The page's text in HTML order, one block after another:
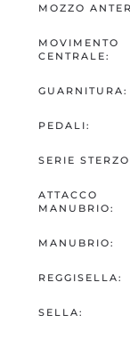
MOZZO
MOVIMENTO
CENTRALE:
GUARNITURA:
PEDALI:
SERIE
ATTACCO
MANUBRIO:
MANUBRIO:
REGGISELLA:
SELLA: